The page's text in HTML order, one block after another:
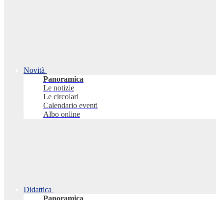
Novità
Panoramica
Le notizie
Le circolari
Calendario eventi
Albo online
Didattica